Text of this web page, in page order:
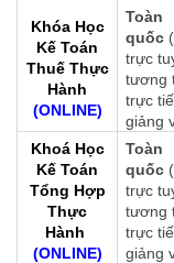
Khóa Học
Kế Toán
Thuế Thực
Hành
(ONLINE)
Toàn
quốc
trực
tương
trực
giảng
Khoá Học
Kế Toán
Tổng Hợp
Thực
Hành
(ONLINE)
Toàn
quốc
trực
tương
trực
giảng